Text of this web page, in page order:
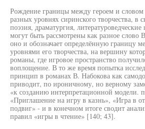
Рождение границы между героем и словом
разных уровнях сиринского творчества, в
поэзия, драматургия,
могут быть рассмотрены как разное
оно и обозначает определённую границу
уровнями его творчества, на вершину
романы, где игровое пространство
воплощение. В то же время попытка
принцип в романах В. Набокова как
приводит, по ироничному, но верному
«к созданию интерпретационной модели.
«Приглашение на игру в казнь», «Игра в
подвиг» - и в конечном итоге сводит
правил «игры в чтение» [140; 43].